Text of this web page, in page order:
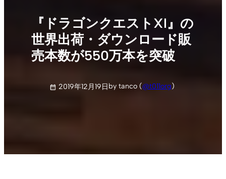
『ドラゴンクエストXI』の
世界出荷・ダウンロード販
売本数が550万本を突破
2019年12月19日by tanco (@t011org)